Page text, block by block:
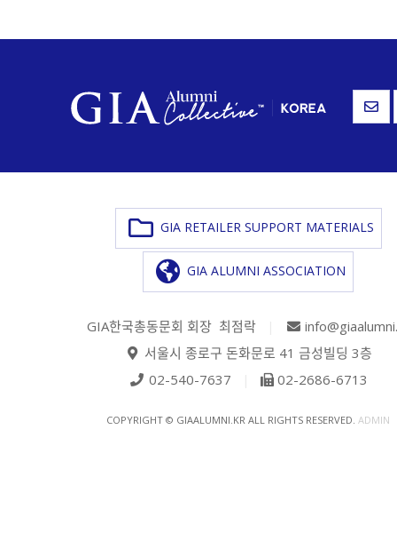
GIA RETAILER SUPPORT MATERIALS
GIA ALUMNI ASSOCIATION
GIA한국총동문회 회장 최점락
서울시 종로구 돈화문로 41 금성빌딩 3층
02-540-7637
02-2686-6713
COPYRIGHT © GIAALUMNI.KR ALL RIGHTS RESERVED. ADMIN